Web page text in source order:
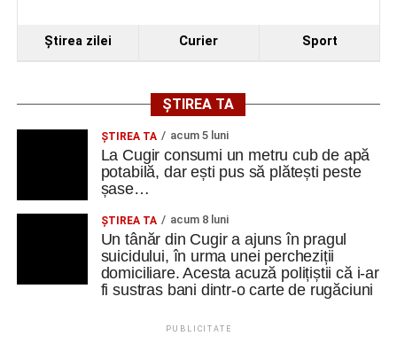
Ştirea zilei Curier Sport
ȘTIREA TA
ȘTIREA TA acum 5 luni
La Cugir consumi un metru cub de apă
potabilă, dar ești pus să plătești peste
șase…
ȘTIREA TA acum 8 luni
Un tânăr din Cugir a ajuns în pragul
suicidului, în urma unei percheziții
domiciliare. Acesta acuză polițiștii că i-ar
fi sustras bani dintr-o carte de rugăciuni
PUBLICITATE